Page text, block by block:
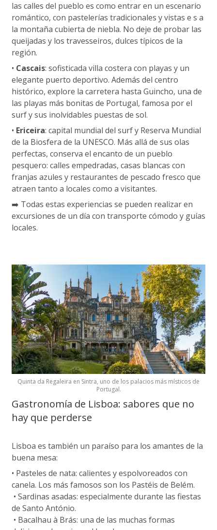
las calles del pueblo es como entrar en un escenario
romántico, con pastelerías tradicionales y vistas e s a
la montaña cubierta de niebla. No deje de probar las
queijadas y los travesseiros, dulces típicos de la
región.
• Cascais: sofisticada villa costera con playas y un
elegante puerto deportivo. Además del centro
histórico, explore la carretera hasta Guincho, una de
las playas más bonitas de Portugal, famosa por el
surf y sus inolvidables puestas de sol.
• Ericeira: capital mundial del surf y Reserva Mundial
de la Biosfera de la UNESCO. Más allá de sus olas
perfectas, conserva el encanto de un pueblo
pesquero: calles empedradas, casas blancas con
franjas azules y restaurantes de pescado fresco que
atraen tanto a locales como a visitantes.
➡️ Todas estas experiencias se pueden realizar en
excursiones de un día con transporte cómodo y guías
locales.
Quinta da Regaleira en Sintra, uno de los palacios más místicos de
Portugal.
Gastronomía de Lisboa: sabores que no
hay que perderse
Lisboa es también un paraíso para los amantes de la
buena mesa:
• Pasteles de nata: calientes y espolvoreados con
canela. Los más famosos son los Pastéis de Belém.
• Sardinas asadas: especialmente durante las fiestas
de Santo António.
• Bacalhau à Brás: una de las muchas formas